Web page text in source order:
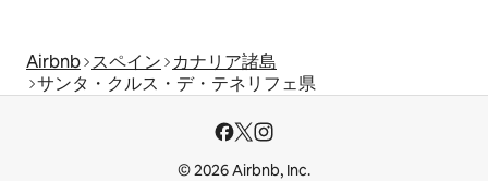
Airbnb スペイン
カナリア諸島
サンタ・クルス・デ・テネリフェ県
© 2026 Airbnb, Inc.